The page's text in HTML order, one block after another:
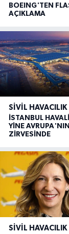
BOEING'TEN
AÇIKLAMA
SIVIL HAVACILIK
İSTANBUL
YİNE AVRUPA'NIN
ZİRVESİNDE
SIVIL HAVACILIK